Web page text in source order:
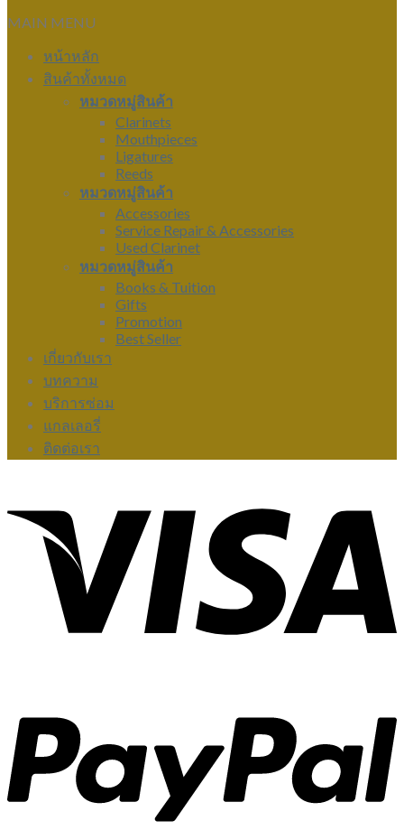
MAIN MENU
หน้าหลัก
สินค้าทั้งหมด
หมวดหมู่สินค้า
Clarinets
Mouthpieces
Ligatures
Reeds
หมวดหมู่สินค้า
Accessories
Service Repair & Accessories
Used Clarinet
หมวดหมู่สินค้า
Books & Tuition
Gifts
Promotion
Best Seller
เกี่ยวกับเรา
บทความ
บริการซ่อม
แกลเลอรี่
ติดต่อเรา